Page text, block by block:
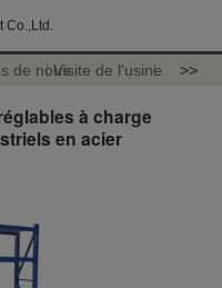
Co.,Ltd.
de nousVisite de l'usine >>
à charge
en acier